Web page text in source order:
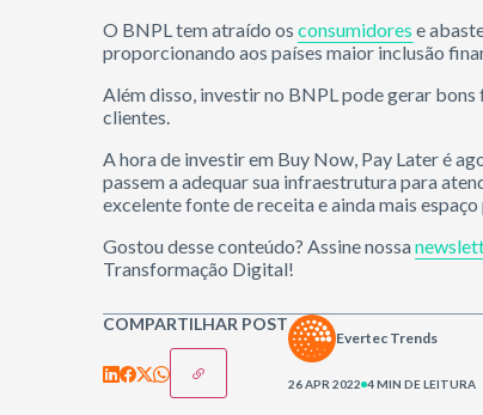
O BNPL tem atraído osconsumidores e
proporcionando aos países maior inclusão
Além disso, investir no BNPL pode gerar
clientes.
A hora de investir em Buy Now, Pay Later é
passem a adequar sua infraestrutura para
excelente fonte de receita e ainda mais
Gostou desse conteúdo? Assine nossa
Transformação Digital!
COMPARTILHAR POST
Evertec Trends
26 APR 2022 4 MIN DE LEITURA